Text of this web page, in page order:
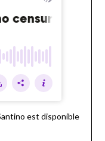
est disponible